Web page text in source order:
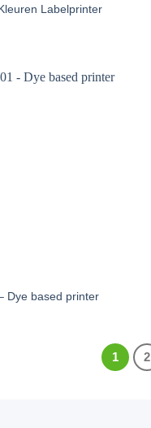
Labelprinter
Dye based printer
1 2